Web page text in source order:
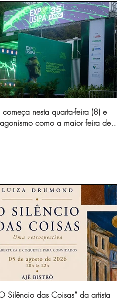
por ano
nesta quarta-feira (8) e
como a maior feira de
Silêncio das Coisas” da artista